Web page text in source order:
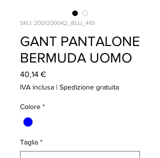
SKU: 2001200042_BLU_410
GANT PANTALONE
BERMUDA UOMO
40,14 €Prezzo
IVA inclusa | Spedizione gratuita
Colore *
Taglia *